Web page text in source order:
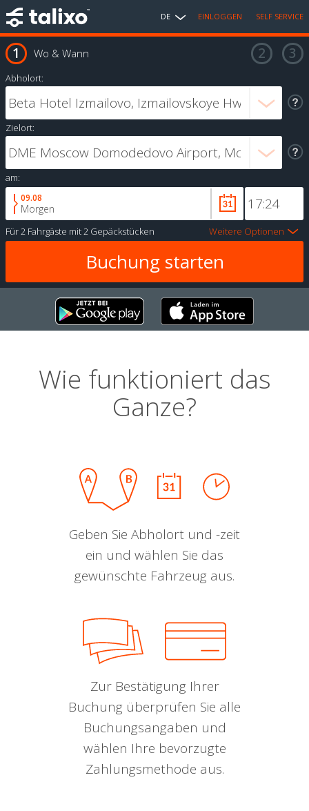
DE EINLOGGEN SELF SERVICE
Wo & Wann
Abholort:
Zielort:
am:
09.08
Morgen
Für2 Fahrgäste mit2 Gepäckstücken Weitere Optionen
Wie funktioniert das
Ganze?
Geben Sie Abholort und -zeit
ein und wählen Sie das
gewünschte Fahrzeug aus.
Zur Bestätigung Ihrer
Buchung überprüfen Sie alle
Buchungsangaben und
wählen Ihre bevorzugte
Zahlungsmethode aus.